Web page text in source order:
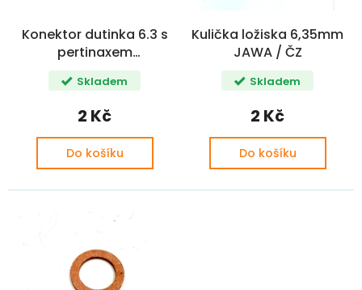
Konektor dutinka 6.3 s
pertinaxem
kondenzátor JAWA, ČZ
Skladem
2 Kč
Do košíku
Kulička ložiska 6,35mm
JAWA / ČZ
Skladem
2 Kč
Do košíku